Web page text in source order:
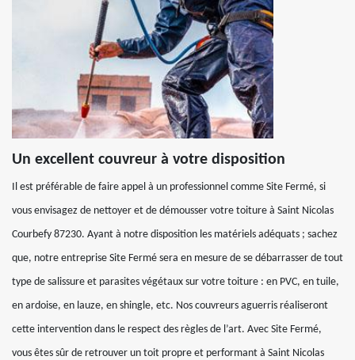
Un excellent couvreur à votre disposition
Il est préférable de faire appel à un professionnel comme Site Fermé, si
vous envisagez de nettoyer et de démousser votre toiture à Saint Nicolas
Courbefy 87230. Ayant à notre disposition les matériels adéquats ; sachez
que, notre entreprise Site Fermé sera en mesure de se débarrasser de tout
type de salissure et parasites végétaux sur votre toiture : en PVC, en tuile,
en ardoise, en lauze, en shingle, etc. Nos couvreurs aguerris réaliseront
cette intervention dans le respect des règles de l’art. Avec Site Fermé,
vous êtes sûr de retrouver un toit propre et performant à Saint Nicolas